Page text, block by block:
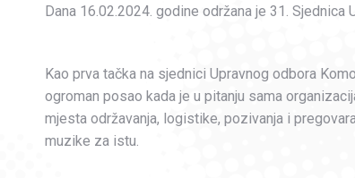
Dana 16.02.2024. godine održana je 31. Sjednica
Kao prva tačka na sjednici Upravnog odbora
ogroman posao kada je u pitanju sama
mjesta održavanja, logistike, pozivanja i
muzike za istu.